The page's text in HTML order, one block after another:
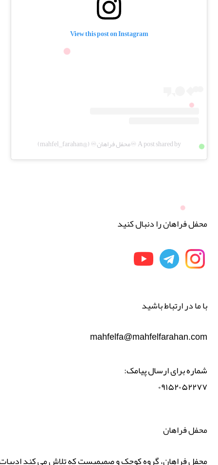
View this post on Instagram
A post shared by ♾️محفل فراهان♾️ (@mahfel_farahan)
محفل فراهان را دنبال کنید
با ما در ارتباط باشید
mahfelfa@mahfelfarahan.com
شماره برای ارسال پیامک:
۰۹۱۵۲۰۵۲۲۷۷
محفل فراهان
محفل فراهان، گروه کوچک و صمیمیست که تلاش می کند ادبیات